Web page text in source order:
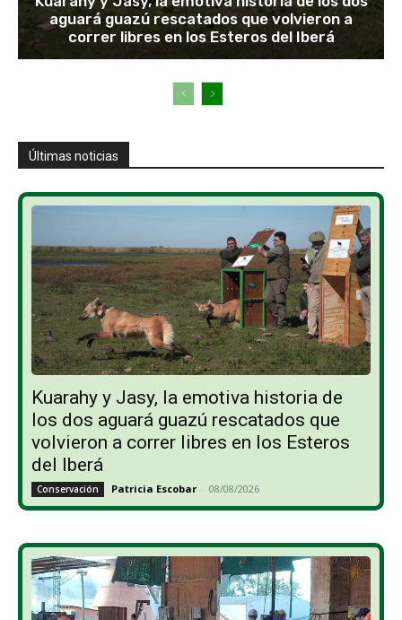
aguará guazú rescatados que volvieron a
correr libres en los Esteros del Iberá
Últimas noticias
Kuarahy y Jasy, la emotiva historia de
los dos aguará guazú rescatados que
volvieron a correr libres en los Esteros
del Iberá
Conservación Patricia Escobar - 08/08/2026